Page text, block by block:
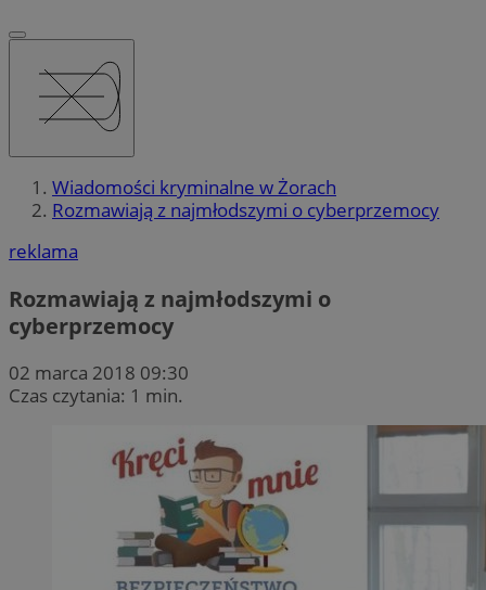
Wiadomości kryminalne w Żorach
Rozmawiają z najmłodszymi o cyberprzemocy
reklama
Rozmawiają z najmłodszymi o
cyberprzemocy
02 marca 2018 09:30
Czas czytania: 1 min.